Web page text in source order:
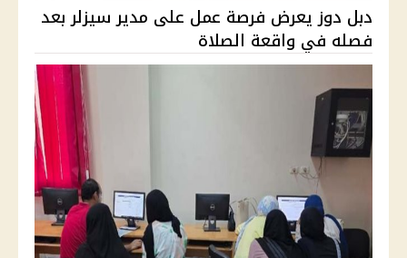
دبل دوز يعرض فرصة عمل على مدير سيزلر بعد
فصله في واقعة الصلاة